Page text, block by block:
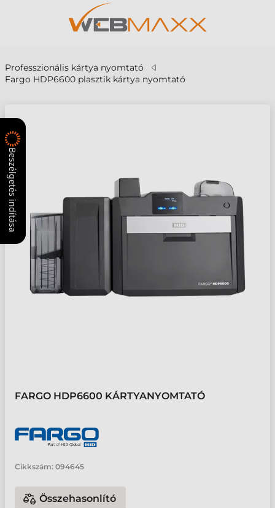
Professzionális kártya nyomtató
Fargo HDP6600 plasztik kártya nyomtató
FARGO HDP6600 KÁRTYANYOMTATÓ
Cikkszám: 094645
Összehasonlító
Beszélgetés indítása